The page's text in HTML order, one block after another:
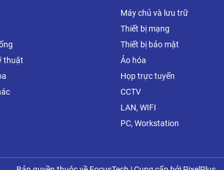
thuật
Máy chủ và lưu trữ
Thiết bị mạng
Thiết bị bảo mật
Ảo hóa
Họp trực tuyến
CCTV
LAN, WIFI
PC, Workstation